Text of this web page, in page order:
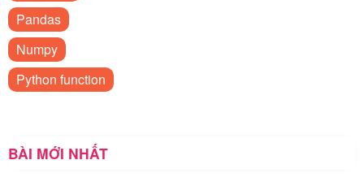
Pandas
Numpy
Python function
BÀI MỚI NHẤT